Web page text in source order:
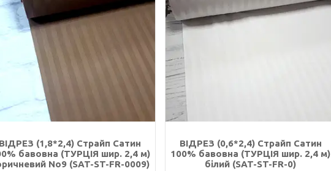
ВІДРЕЗ (1,8*2,4) Страйп Сатин
бавовна (ТУРЦІЯ шир. 2,4 м)
No9 (SAT-ST-FR-0009)
ВІДРЕЗ (0,6*2,4) Страйп Сатин
100% бавовна (ТУРЦІЯ шир. 2,4 м)
білий (SAT-ST-FR-0)